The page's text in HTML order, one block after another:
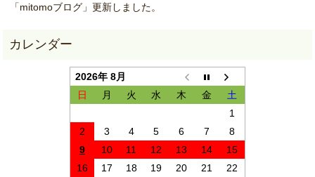
「mitomoブログ」更新しました。
2026年 8月
日
月 火 水 木 金
土
1
2
3 4 5 6 7
8
9
10 11 12 13 14
15
16
17 18 19 20 21
22